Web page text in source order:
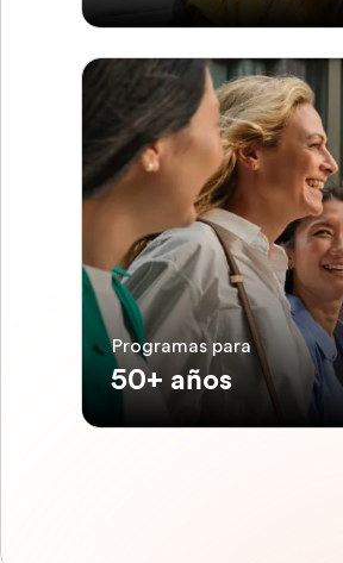
Programas para
50+ años